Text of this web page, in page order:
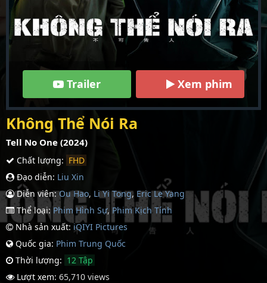
Trailer Xem phim
Không Thể Nói Ra
Tell No One (2024)
Chất lượng: FHD
Đạo diễn: Liu Xin
Diễn viên: Ou Hao, Li Yi Tong, Eric Le Yang
Thể loại: Phim Hình Sự, Phim Kịch Tính
Nhà sản xuất: iQIYI Pictures
Quốc gia: Phim Trung Quốc
Thời lượng: 12 Tập
Lượt xem: 65,710 views